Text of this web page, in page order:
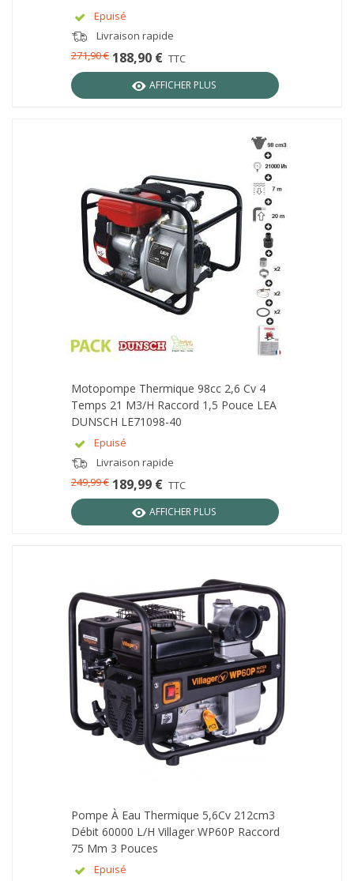
Epuisé
Livraison rapide
188,90 € TTC
271,90 €
AFFICHER PLUS
Motopompe Thermique 98cc 2,6 Cv 4
Temps 21 M3/h Raccord 1,5 Pouce LEA
DUNSCH LE71098-40
Epuisé
Livraison rapide
189,99 € TTC
249,99 €
AFFICHER PLUS
Pompe À Eau Thermique 5,6Cv 212cm3
Débit 60000 L/h Villager WP60P Raccord
75 Mm 3 Pouces
Epuisé